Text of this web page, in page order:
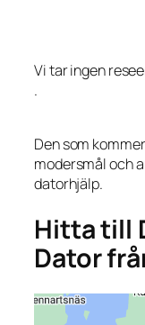
Vi tar ingen
.
Den som
modersmål och
datorhjälp.
Hitta till
Dator